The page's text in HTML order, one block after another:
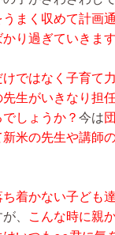
まく収めて計画
り過ぎていきます
ではなく子育て
生がいきなり担
しょうか？ 今は
米の先生や講師
着かない子ども
、
こんな時に親